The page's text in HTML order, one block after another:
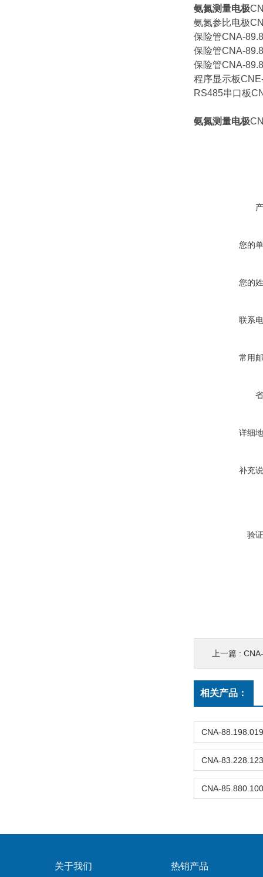
氨氮测量电极
氨氮参比电极
保险管CNA-
保险管CNA-
保险管CNA-
程序显示板
RS485串口板
氨氮测量电极
您的
您的
联系
常用
详细
补充
验
上一篇 :
相关产品：
关于我们 热销产品